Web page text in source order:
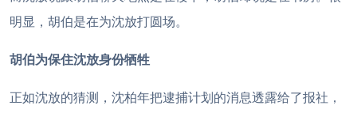
明显，胡伯是在为沈放打圆场。
胡伯为保住沈放身份牺牲
正如沈放的猜测，沈柏年把逮捕计划的消息透露给了报社，